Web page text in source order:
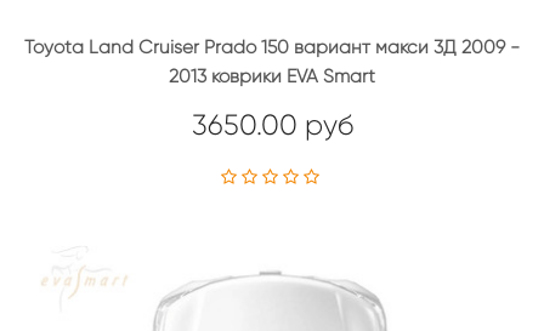
Toyota Land Cruiser Prado 150 вариант макси 3Д 2009 -
2013 коврики EVA Smart
3650.00 руб